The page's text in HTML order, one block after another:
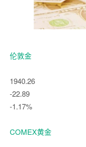
伦敦金
1940.26
-22.89
-1.17%
COMEX黄金